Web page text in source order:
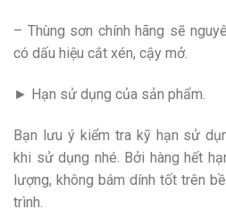
– Thùng sơn chính hãng sẽ
có dấu hiệu cắt xén, cậy mở.
► Hạn sử dụng của sản phẩm.
Bạn lưu ý kiểm tra kỹ hạn sử
khi sử dụng nhé. Bởi hàng hết
lượng, không bám dính tốt trên
trình.